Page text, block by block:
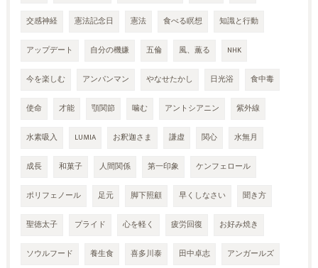
交感神経 憲法記念日 憲法 食べる瞑想 知識と行動
アップデート 自分の機嫌 五倫 風、薫る NHK
今を楽しむ アンパンマン やなせたかし 日光浴 食中毒
使命 才能 顎関節 噛む アントシアニン 紫外線
水素吸入 LUMIA お釈迦さま 謙虚 関心 水無月
成長 和菓子 人間関係 第一印象 ケンフェロール
ポリフェノール 足元 脚下照顧 早くしなさい 聞き方
聖徳太子 プライド 心を軽く 疲労回復 お好み焼き
ソウルフード 養生食 喜多川泰 田中卓志 アンガールズ